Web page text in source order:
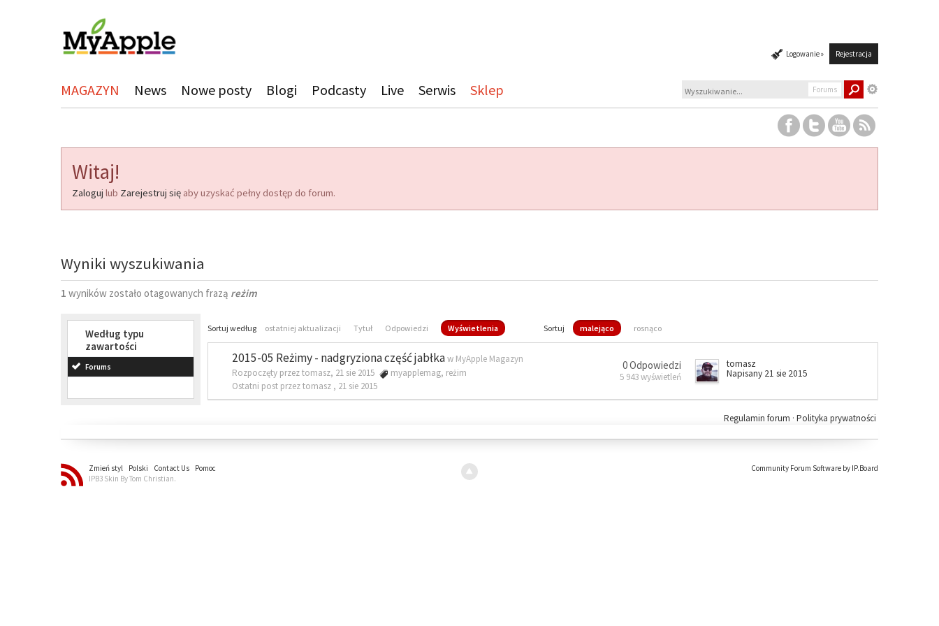
Logowanie » Rejestracja
MAGAZYN News Nowe posty Blogi Podcasty Live Serwis Sklep Forums
Witaj!
Zaloguj lub Zarejestruj się aby uzyskać pełny dostęp do forum.
Wyniki wyszukiwania
1 wyników zostało otagowanych frazą reżim
Według typu
zawartości
Forums
Sortuj według ostatniej aktualizacji Tytuł Odpowiedzi Wyświetlenia Sortuj malejąco rosnąco
2015-05 Reżimy - nadgryziona część jabłkaw MyApple Magazyn
Rozpoczęty przez tomasz, 21 sie 2015
myapplemag, reżim
Ostatni post przez tomasz , 21 sie 2015
0 Odpowiedzi
5 943 wyświetleń
tomasz
Napisany 21 sie 2015
Polityka prywatności
Regulamin forum ·
Zmień styl Polski Contact Us
Pomoc
IPB3 Skin By Tom Christian.
Community Forum Software by IP.Board